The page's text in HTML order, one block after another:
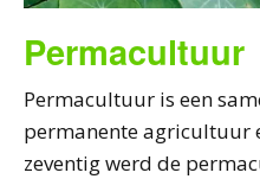
Permacultuur
Permacultuur is een
permanente agricultuur
zeventig werd de